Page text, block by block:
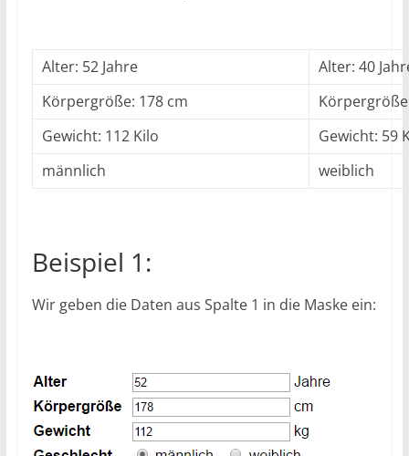
Alter: 52 Jahre
Alter: 40
Körpergröße: 178 cm
Gewicht: 112 Kilo
Gewicht: 59
männlich
weiblich
Beispiel 1:
Wir geben die Daten aus Spalte 1 in die Maske ein: